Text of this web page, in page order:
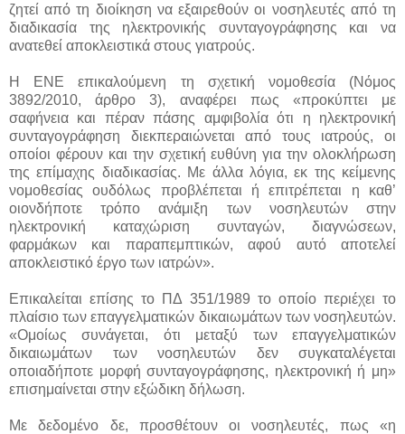
ζητεί από τη διοίκηση να εξαιρεθούν οι νοσηλευτές από τη
διαδικασία της ηλεκτρονικής συνταγογράφησης και να
ανατεθεί αποκλειστικά στους γιατρούς.
Η ΕΝΕ επικαλούμενη τη σχετική νομοθεσία (Νόμος
3892/2010, άρθρο 3), αναφέρει πως «προκύπτει με
σαφήνεια και πέραν πάσης αμφιβολία ότι η ηλεκτρονική
συνταγογράφηση διεκπεραιώνεται από τους ιατρούς, οι
οποίοι φέρουν και την σχετική ευθύνη για την ολοκλήρωση
της επίμαχης διαδικασίας. Με άλλα λόγια, εκ της κείμενης
νομοθεσίας ουδόλως προβλέπεται ή επιτρέπεται η καθ’
οιονδήποτε τρόπο ανάμιξη των νοσηλευτών στην
ηλεκτρονική καταχώριση συνταγών, διαγνώσεων,
φαρμάκων και παραπεμπτικών, αφού αυτό αποτελεί
αποκλειστικό έργο των ιατρών».
Επικαλείται επίσης το ΠΔ 351/1989 το οποίο περιέχει το
πλαίσιο των επαγγελματικών δικαιωμάτων των νοσηλευτών.
«Ομοίως συνάγεται, ότι μεταξύ των επαγγελματικών
δικαιωμάτων των νοσηλευτών δεν συγκαταλέγεται
οποιαδήποτε μορφή συνταγογράφησης, ηλεκτρονική ή μη»
επισημαίνεται στην εξώδικη δήλωση.
Με δεδομένο δε, προσθέτουν οι νοσηλευτές, πως «η